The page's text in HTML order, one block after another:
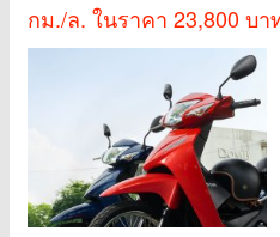
กม./ล. ในราคา 23,800 บา